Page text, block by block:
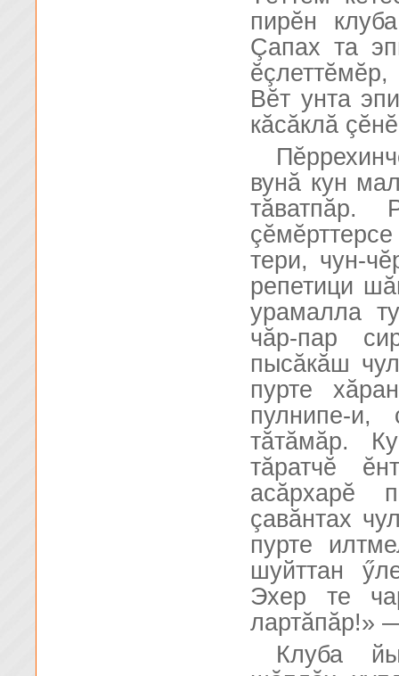
пирĕн
Çапах та
Вĕт унта
кăсăклă
вунă кун
тăватпăр.
тери, чун-
репетици
урамалла
чăр-пар
пысăкăш
пурте
пулнипе-и,
тăтăмăр.
тăратчĕ
асăрхарĕ
çавăнтах
пурте
шуйттан
Эхер те
лартăпăр!»
Клуба